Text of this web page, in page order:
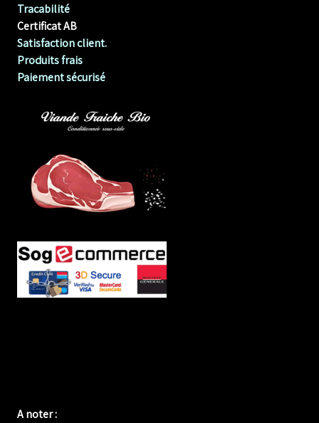
Tracabilité
Certificat AB
Satisfaction client.
Produits frais
Paiement sécurisé
A noter :